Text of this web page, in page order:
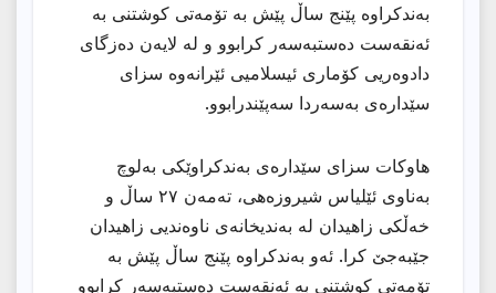
بەندکراوە پێنج ساڵ پێش بە تۆمەتی کوشتنی بە
ئەنقەست دەستبەسەر کرابوو و لە لایەن دەزگای
دادوەریی کۆماری ئیسلامیی ئێرانەوە سزای
سێدارەی بەسەردا سەپێندرابوو.
هاوکات سزای سێدارەی بەندکراوێکی بەلوچ
بەناوی ئێلیاس شیروزەهی، تەمەن ۲۷ ساڵ و
خەڵکی زاهیدان لە بەندیخانەی ناوەندیی زاهیدان
جێبەجێ کرا. ئەو بەندکراوە پێنج ساڵ پێش بە
تۆمەتی کوشتنی بە ئەنقەست دەستبەسەر کرابوو